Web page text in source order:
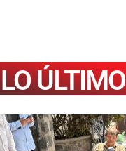
LO ÚLTIMO